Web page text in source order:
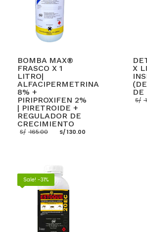
BOMBA MAX®
FRASCO X 1
LITRO|
ALFACIPERMETRINA
8% +
PIRIPROXIFEN 2%
| PIRETROIDE +
REGULADOR DE
CRECIMIENTO
S/ 165.00 El
precio
S/130.00
AÑADIR AL CARRITO
X
DE
S/
Sale! -31%